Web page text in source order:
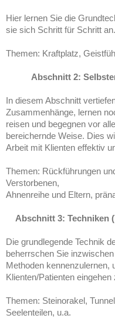
Hier lernen Sie die
sie sich Schritt für Schritt an.
Themen: Kraftplatz,
Abschnitt 2:
In diesem Abschnitt
Zusammenhänge, lernen
reisen und begegnen vor
bereichernde Weise. Dies
Arbeit mit Klienten effektiv
Themen: Rückführungen
Verstorbenen,
Ahnenreihe und Eltern,
Abschnitt 3: Techniken
Die grundlegende Technik
beherrschen Sie
Methoden kennenzulernen,
Klienten/Patienten eingehen
Themen: Steinorakel,
Seelenteilen, u.a.